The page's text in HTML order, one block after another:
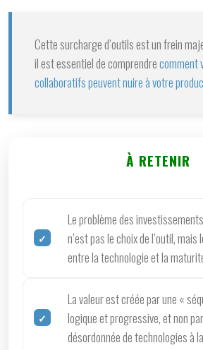
Cette surcharge d’outils est un frein
il est essentiel de comprendrecomment
collaboratifs peuvent nuire à votre
À RETENIR
Le problème des
n’est pas le choix de l’outil,
entre la technologie et la
La valeur est créée par une «
logique et progressive, et non
désordonnée de technologies à